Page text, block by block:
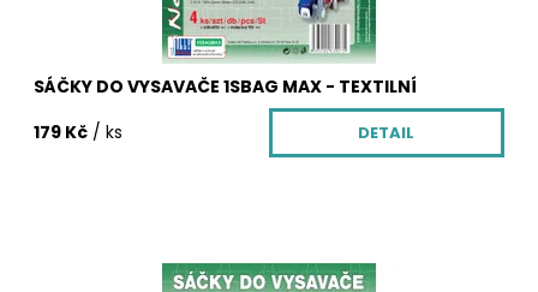
SÁČKY DO VYSAVAČE 1SBAG MAX - TEXTILNÍ
179 Kč / ks DETAIL